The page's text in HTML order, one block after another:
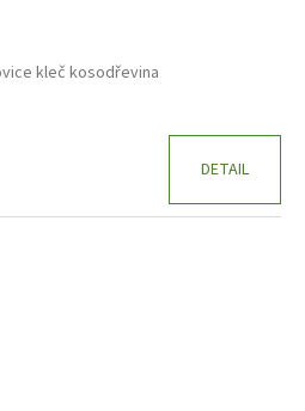
kleč kosodřevina
DETAIL